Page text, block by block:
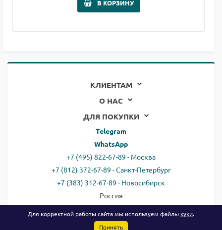
В КОРЗИНУ
КЛИЕНТАМ
О НАС
ДЛЯ ПОКУПКИ
Telegram
WhatsApp
+7 (495) 822-67-89 - Москва
+7 (812) 372-67-89 - Санкт-Петербург
+7 (383) 312-67-89 - Новосибирск
Россия
email:all@ready.website
Для корректной работы сайта мы используем файлы куки.
Принять